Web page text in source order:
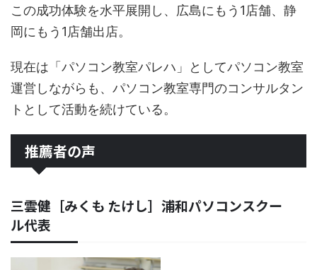
この成功体験を水平展開し、広島にもう1店舗、静
岡にもう1店舗出店。
現在は「パソコン教室パレハ」としてパソコン教室
運営しながらも、パソコン教室専門のコンサルタン
トとして活動を続けている。
推薦者の声
三雲健［みくも たけし］浦和パソコンスクー
ル代表